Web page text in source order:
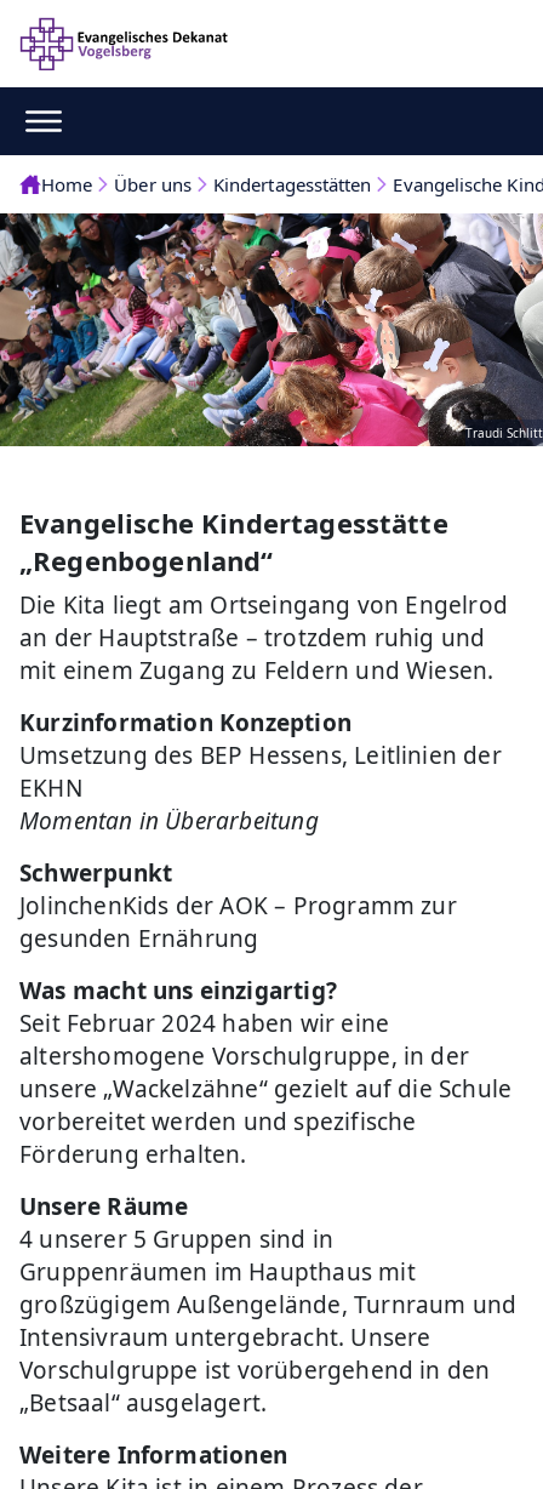
Home Über uns Kindertagesstätten Evangelische
Traudi Schlitt
Evangelische Kindertagesstätte
„Regenbogenland“
Die Kita liegt am Ortseingang von Engelrod
an der Hauptstraße – trotzdem ruhig und
mit einem Zugang zu Feldern und Wiesen.
Kurzinformation Konzeption
Umsetzung des BEP Hessens, Leitlinien der
EKHN
Momentan in Überarbeitung
Schwerpunkt
JolinchenKids der AOK – Programm zur
gesunden Ernährung
Was macht uns einzigartig?
Seit Februar 2024 haben wir eine
altershomogene Vorschulgruppe, in der
unsere „Wackelzähne“ gezielt auf die Schule
vorbereitet werden und spezifische
Förderung erhalten.
Unsere Räume
4 unserer 5 Gruppen sind in
Gruppenräumen im Haupthaus mit
großzügigem Außengelände, Turnraum und
Intensivraum untergebracht. Unsere
Vorschulgruppe ist vorübergehend in den
„Betsaal“ ausgelagert.
Weitere Informationen